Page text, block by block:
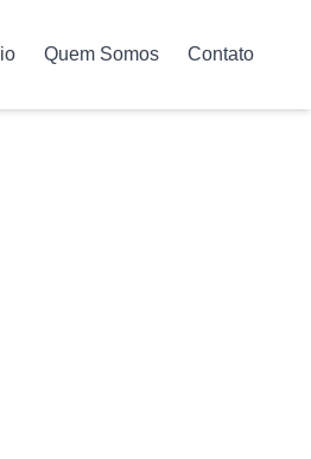
Quem Somos Contato